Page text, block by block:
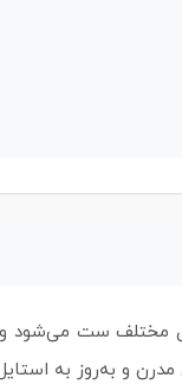
مختلف ست می‌شود
و به‌روز به